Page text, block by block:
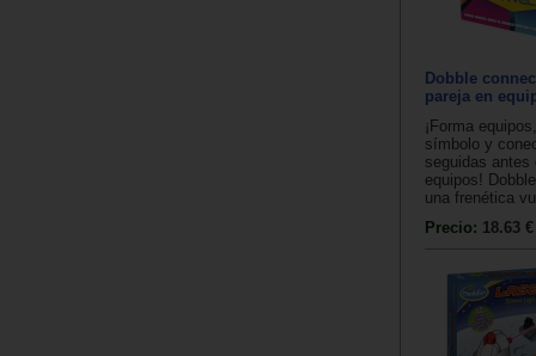
Dobble
pareja en
¡Forma
símbolo y
seguidas antes
equipos!
una frenética
Precio: 18.63 €